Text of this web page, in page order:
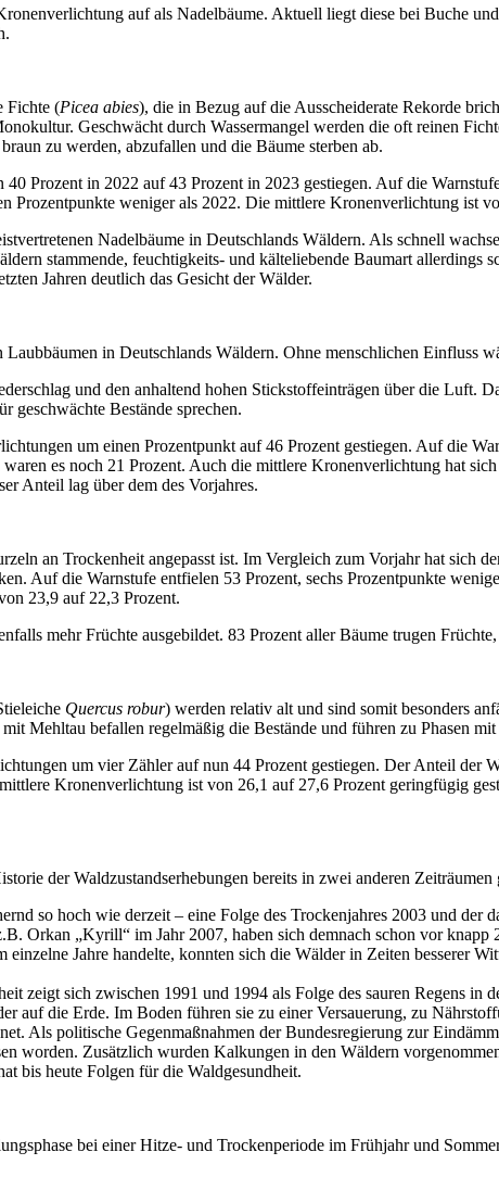
auf als Nadelbäume. Aktuell liegt diese bei Buche
Fichte (Picea abies), die in Bezug auf die Ausscheiderate Rekorde
Geschwächt durch Wassermangel werden die oft reinen
zu werden, abzufallen und die Bäume sterben ab.
Prozent in 2022 auf 43 Prozent in 2023 gestiegen. Auf die
Prozentpunkte weniger als 2022. Die mittlere Kronenverlichtung ist
Nadelbäume in Deutschlands Wäldern. Als schnell
stammende, feuchtigkeits- und kälteliebende Baumart allerdings
Jahren deutlich das Gesicht der Wälder.
Laubbäumen in Deutschlands Wäldern. Ohne menschlichen Einfluss
und den anhaltend hohen Stickstoffeinträgen über die Luft.
geschwächte Bestände sprechen.
um einen Prozentpunkt auf 46 Prozent gestiegen. Auf die
es noch 21 Prozent. Auch die mittlere Kronenverlichtung hat
Anteil lag über dem des Vorjahres.
an Trockenheit angepasst ist. Im Vergleich zum Vorjahr hat sich
Auf die Warnstufe entfielen 53 Prozent, sechs Prozentpunkte
23,9 auf 22,3 Prozent.
mehr Früchte ausgebildet. 83 Prozent aller Bäume trugen
Quercus robur) werden relativ alt und sind somit besonders
Mehltau befallen regelmäßig die Bestände und führen zu Phasen
um vier Zähler auf nun 44 Prozent gestiegen. Der Anteil der
Kronenverlichtung ist von 26,1 auf 27,6 Prozent geringfügig
der Waldzustandserhebungen bereits in zwei anderen Zeiträumen
so hoch wie derzeit – eine Folge des Trockenjahres 2003 und der
Orkan „Kyrill“ im Jahr 2007, haben sich demnach schon vor
einzelne Jahre handelte, konnten sich die Wälder in Zeiten besserer
zeigt sich zwischen 1991 und 1994 als Folge des sauren Regens
auf die Erde. Im Boden führen sie zu einer Versauerung, zu
Als politische Gegenmaßnahmen der Bundesregierung zur
worden. Zusätzlich wurden Kalkungen in den Wäldern
bis heute Folgen für die Waldgesundheit.
bei einer Hitze- und Trockenperiode im Frühjahr und